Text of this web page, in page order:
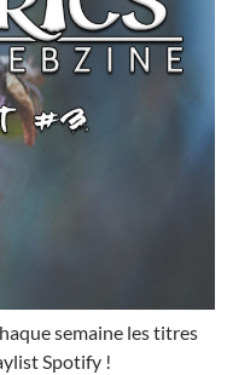
semaine les titres
Spotify !